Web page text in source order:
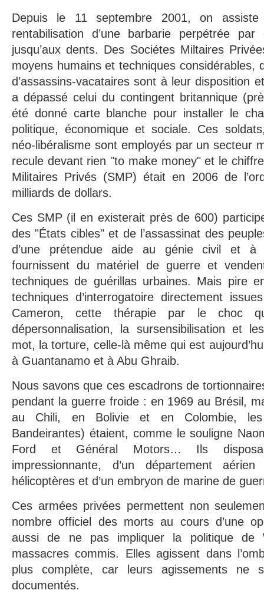
Depuis le 11 septembre 2001, on
rentabilisation d’une barbarie perpétrée
jusqu’aux dents. Des Sociétes Miltaires
moyens humains et techniques considérables,
d’assassins-vacataires sont à leur disposition
a dépassé celui du contingent britannique
été donné carte blanche pour installer le
politique, économique et sociale. Ces
néo-libéralisme sont employés par un secteur
recule devant rien "to make money" et le
Militaires Privés (SMP) était en 2006 de
milliards de dollars.
Ces SMP (il en existerait près de 600)
des "États cibles" et de l’assassinat des
d’une prétendue aide au génie civil et à
fournissent du matériel de guerre et
techniques de guérillas urbaines. Mais pire
techniques d’interrogatoire directement
Cameron, cette thérapie par le choc
dépersonnalisation, la sursensibilisation et
mot, la torture, celle-là même qui est
à Guantanamo et à Abu Ghraib.
Nous savons que ces escadrons de
pendant la guerre froide : en 1969 au Brésil,
au Chili, en Bolivie et en Colombie, les
Bandeirantes) étaient, comme le souligne
Ford et Général Motors… Ils
impressionnante, d’un département
hélicoptères et d’un embryon de marine de
Ces armées privées permettent non
nombre officiel des morts au cours d’une
aussi de ne pas impliquer la politique de
massacres commis. Elles agissent dans
plus complète, car leurs agissements ne
documentés.